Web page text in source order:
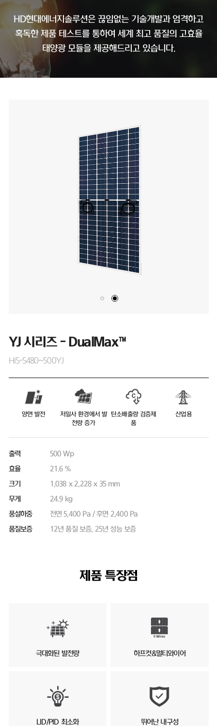
HD현대에너지솔루션은 끊임없는 기술개발과 엄격하고
혹독한 제품 테스트를 통하여 세계 최고 품질의 고효율
태양광 모듈을 제공해드리고 있습니다.
YJ 시리즈 - DualMax™
HiS-S480~500YJ
양면 발전
저일사 환경에서 발
전량 증가
탄소배출량 검증제
품
산업용
출력
500 Wp
효율
21.6 %
크기
1,038 x 2,228 x 35 mm
무게
24.9 kg
풍설하중
전면 5,400 Pa / 후면 2,400 Pa
품질보증
12년 품질 보증, 25년 성능 보증
제품 특장점
극대화된 발전량 하프컷&멀티와이어
LID/PID 최소화 뛰어난 내구성